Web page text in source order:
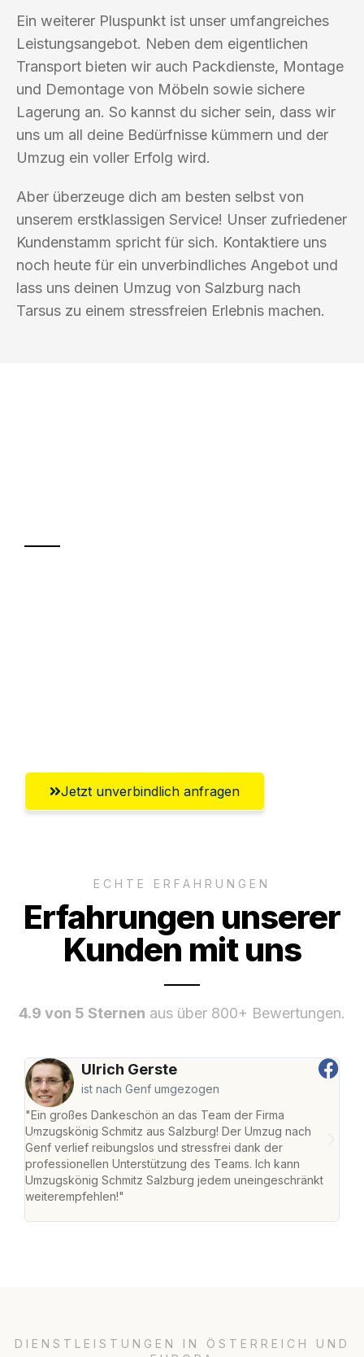
Ein weiterer Pluspunkt ist unser umfangreiches
Leistungsangebot. Neben dem eigentlichen
Transport bieten wir auch Packdienste, Montage
und Demontage von Möbeln sowie sichere
Lagerung an. So kannst du sicher sein, dass wir
uns um all deine Bedürfnisse kümmern und der
Umzug ein voller Erfolg wird.
Aber überzeuge dich am besten selbst von
unserem erstklassigen Service! Unser zufriedener
Kundenstamm spricht für sich. Kontaktiere uns
noch heute für ein unverbindliches Angebot und
lass uns deinen Umzug von Salzburg nach
Tarsus zu einem stressfreien Erlebnis machen.
Jetzt unverbindlich anfragen
ECHTE ERFAHRUNGEN
Erfahrungen unserer
Kunden mit uns
4.9 von 5 Sternen aus über 800+ Bewertungen.
Ulrich Gerste
ist nach Genf umgezogen
"Ein großes Dankeschön an das Team der Firma
Umzugskönig Schmitz aus Salzburg! Der Umzug nach
Genf verlief reibungslos und stressfrei dank der
professionellen Unterstützung des Teams. Ich kann
Umzugskönig Schmitz Salzburg jedem uneingeschränkt
weiterempfehlen!"
DIENSTLEISTUNGEN IN ÖSTERREICH UND